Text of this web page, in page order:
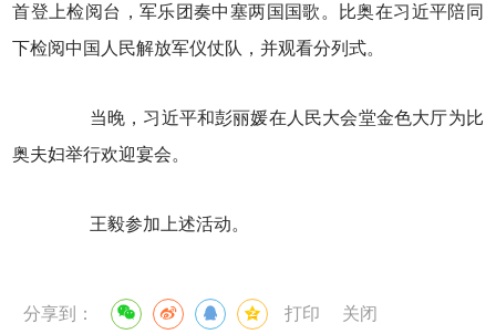
首登上检阅台，军乐团奏中塞两国国歌。比奥在习近平陪同
下检阅中国人民解放军仪仗队，并观看分列式。
当晚，习近平和彭丽媛在人民大会堂金色大厅为比
奥夫妇举行欢迎宴会。
王毅参加上述活动。
分享到： 打印 关闭